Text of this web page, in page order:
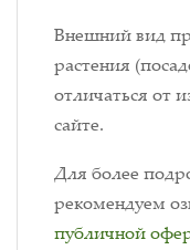
Внешний вид
растения
отличаться от
сайте.
Для более
рекомендуем
публичной